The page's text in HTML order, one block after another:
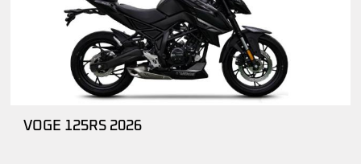
VOGE 125RS 2026